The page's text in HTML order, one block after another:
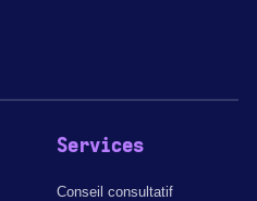
Services
Conseil consultatif